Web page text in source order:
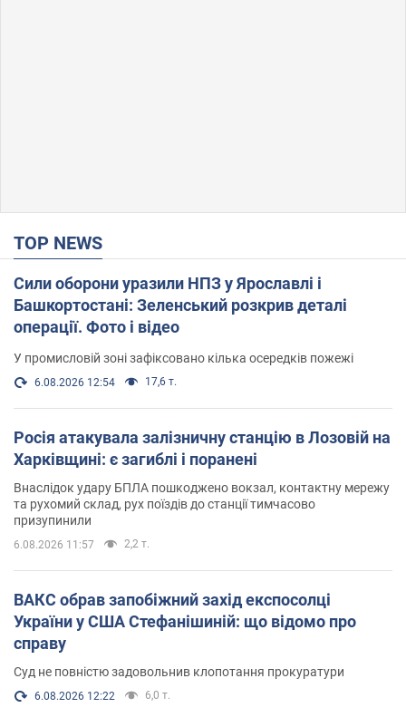
TOP NEWS
Сили оборони уразили НПЗ у Ярославлі і
Башкортостані: Зеленський розкрив деталі
операції. Фото і відео
У промисловій зоні зафіксовано кілька осередків пожежі
6.08.2026 12:54 17,6 т.
Росія атакувала залізничну станцію в Лозовій на
Харківщині: є загиблі і поранені
Внаслідок удару БПЛА пошкоджено вокзал, контактну мережу
та рухомий склад, рух поїздів до станції тимчасово
призупинили
6.08.2026 11:57 2,2 т.
ВАКС обрав запобіжний захід експосолці
України у США Стефанішиній: що відомо про
справу
Суд не повністю задовольнив клопотання прокуратури
6.08.2026 12:22 6,0 т.